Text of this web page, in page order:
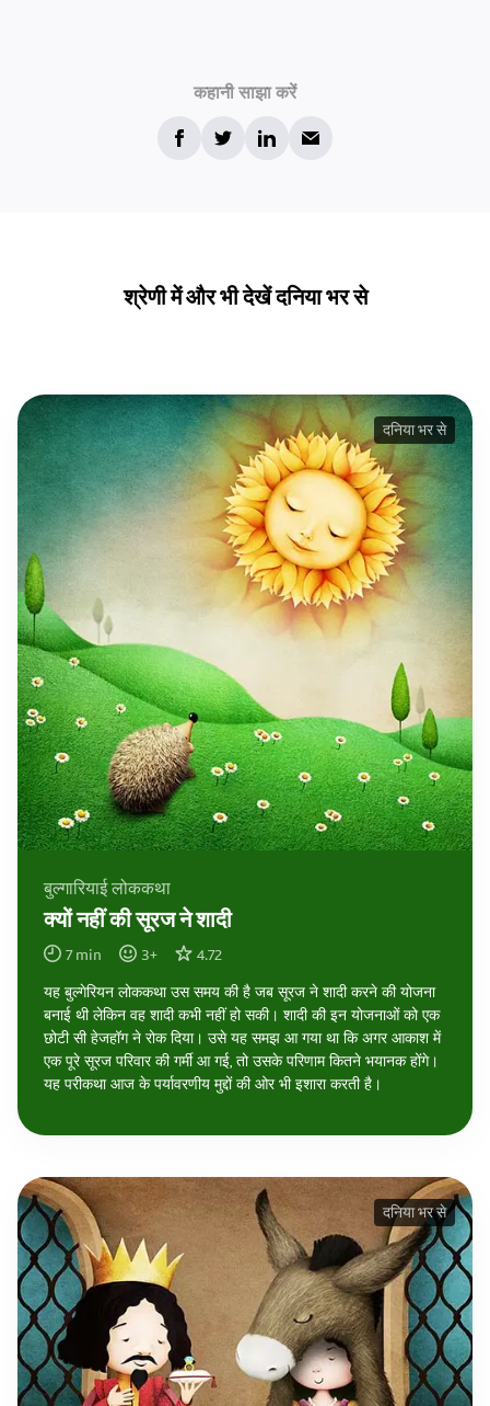
कहानी साझा करें
श्रेणी में और भी देखें दनिया भर से
दनिया भर से
बुल्गारियाई लोककथा
क्यों नहीं की सूरज ने शादी
7min 3+ 4.72
यह बुल्गेरियन लोककथा उस समय की है जब सूरज ने शादी करने की योजना
बनाई थी लेकिन वह शादी कभी नहीं हो सकी। शादी की इन योजनाओं को एक
छोटी सी हेजहॉग ने रोक दिया। उसे यह समझ आ गया था कि अगर आकाश में
एक पूरे सूरज परिवार की गर्मी आ गई, तो उसके परिणाम कितने भयानक होंगे।
यह परीकथा आज के पर्यावरणीय मुद्दों की ओर भी इशारा करती है।
दनिया भर से